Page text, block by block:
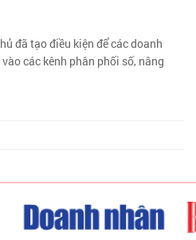
đã tạo điều kiện để các doanh
các kênh phân phối số, nâng